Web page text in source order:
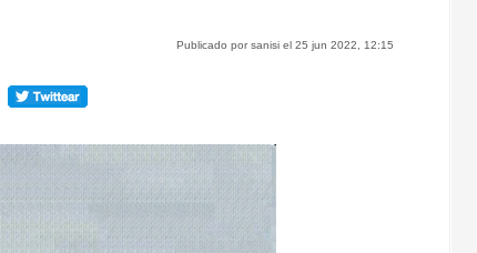
Publicado por sanisi el 25 jun 2022, 12:15